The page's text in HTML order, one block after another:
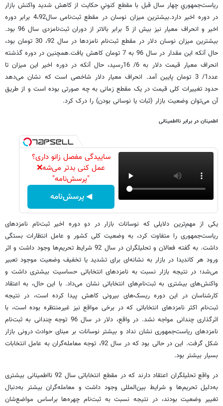
رياست‌جمهوري چهار سال قبل با مقطع كنوني حكايت از كاهش شديد واكنش بازار
در دوره اخیر دارد.بیشترین ميزان نوسان در مقطع ثبت‌نامی سال4،92 برابر دوره
اخير و انحراف معيار نیز بیش از 5 برابر بالاتر از دوران ثبت‌نامزدی سال 96 بود.
بیشترین میزان نوسان دلار در مقطع ثبت‌نام نامزدها در سال 92، 30 تومان بود،
حال آنکه این مقدار در سال 96 به 7 تومان کاهش یافت.همچنین در دوره گذشته
انحراف معیار قیمت دلار به 6/ 16رسید، حال آنکه در دوره اخیر این میزان تا
عدد1/ 3 تومان پایین آمد. انحراف معیار دلار شاخصی است که نشان می‌دهد
حدود تغییرات کلی قیمت در یک مقطع زمانی به چه صورتی بوده است و از طریق
آن می‌توان وضعیت بازار (ثبات یا نوسانی بودن) را درک کرد.
اطمینان در برابر نااطمینانی
ساییدگی مفصل زانو داری؟
عمل کنی بدتر می‌شه❌
"پرسش‌نامه"
◀ پرسش‌نامه
یکی از مهم‌ترین دلایلی که نوسانات بازار در دو دوره اخیر ثبت‌نام نامزدهای
ریاست‌جمهوری را متفاوت کرد، به وضعیت کلی کشور و عامل انتظارات بستگی
داشت. به گفته فعالان و تحلیلگران در سال 92 شرایط تحریم‌ها وجود داشت و اثر
ورود هر کاندیدا در بازار به نشانه‌ای برای تشدید یا تخفیف وضعیت موجود تعبیر
می‌شد؛ در نتیجه بازار نسبت به نامزدهای انتخاباتی حساسیت بیشتری داشت و
واکنش‌های بیشتری به ثبت‌نام‌های انتخاباتی نشان می‌داد. با این حال، به اعتقاد
کارشناسان در این دوره ریسک‌های بیرونی کاهش پیدا کرده است، در نتیجه
ثبت‌نام اکثر نامزدهای انتخاباتی که در برخی مواقع نیز غیرمنتظره بوده است، با
اثرگذاری چندانی مواجه نشد. در واقع، دلار در سال 96 توجه چندانی به ثبت‌نام
نامزدهای ریاست‌جمهوری نشان نداد و بیشتر نوسانات بر مبنای حوادث درونی بازار
شکل گرفت. این در حالی بود که در سال 92، توجه معامله‌گران به عامل انتخابات
بسیار بیشتر بود.
در واقع تحلیلگران اعتقاد دارند که در مقطع انتخاباتی سال 92 نااطمینانی بیشتری
به‌دلیل تحریم‌ها و شرایط بین‌المللی وجود داشت و معامله‌گران بیشتر به‌دنبال
تغییر وضعیت بودند، در نتیجه نسبت به ثبت‌نام چهره‌ها براساس مواضع‌شان